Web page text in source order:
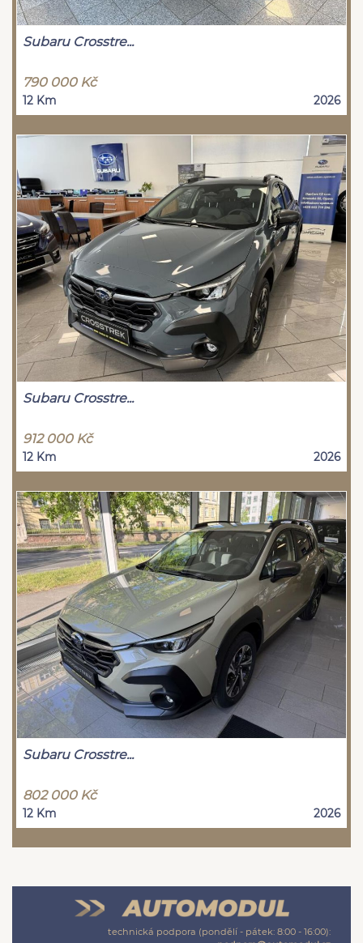
Subaru Crosstre...
790 000 Kč
12 Km 2026
Subaru Crosstre...
912 000 Kč
12 Km 2026
Subaru Crosstre...
802 000 Kč
12 Km 2026
technická podpora (pondělí - pátek: 8:00 - 16:00):